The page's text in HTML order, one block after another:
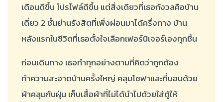
เดือนดีขึ้น โปรไฟล์ดีขึ้น แต่สิ่งเดียวที่เธอกังวลคือบ้าน
เดี่ยว 2 ชั้นย่านรังสิตที่เพิ่งผ่อนมาได้ครึ่งทาง บ้าน
หลังแรกในชีวิตที่เธอตั้งใจเลือกเฟอร์นิเจอร์เองทุกชิ้น
ก่อนเดินทาง เธอทำทุกอย่างตามที่คิดว่าถูกต้อง
ทำความสะอาดบ้านครั้งใหญ่ คลุมโซฟาและที่นอนด้วย
ผ้าคลุมกันฝุ่น เก็บเสื้อผ้าที่ไม่ได้นำไปด้วยใส่ตู้ให้